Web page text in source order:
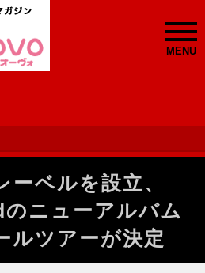
MENU
ーベルを設立、
ニューアルバム
ルツアーが決定